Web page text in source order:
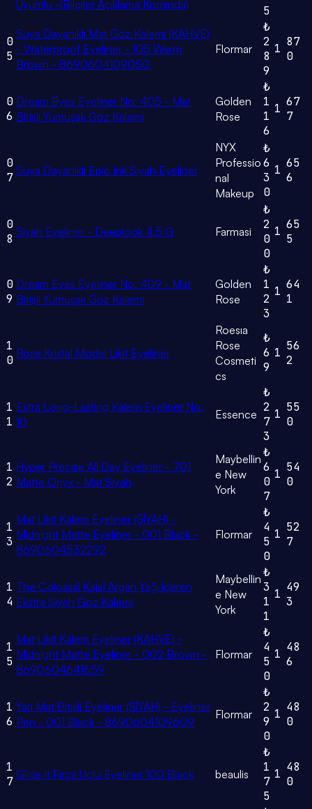
Uyumlu -(Bilgiler Açıklama Kısmında)
5
0
5
Suya Dayanıklı Mat Göz Kalemi (KAHVE)
- Waterproof Eyeliner - 105 Warm
Brown - 8690604109050
Flormar
₺
2
8
9
1 87
0
0
6
Dream Eyes Eyeliner No: 405 - Mat
Bitişli Yumuşak Göz Kalemi
Golden
Rose
₺
1
1
6
1 67
7
0
7 Suya Dayanıklı Epic Ink Siyah Eyeliner
NYX
Professio
nal
Makeup
₺
6
3
0
1 65
6
0
8 Siyah Eyeliner - Deeplook 4.5 G Farmasi
₺
2
0
0
1 65
5
0
9
Dream Eyes Eyeliner No: 409 - Mat
Bitişli Yumuşak Göz Kalemi
Golden
Rose
₺
1
2
3
1 64
1
1
0 Rose Kristal Model Likit Eyeliner
Roesıa
Rose
Cosmeti
cs
₺
6
9
1 56
2
1
1
Extra Long-Lasting Kalem Eyeliner No:
10
Essence
₺
2
7
3
1 55
0
1
2
Hyper Precise All Day Eyeliner - 701
Matte Onyx - Mat Siyah
Maybellin
e New
York
₺
6
0
7
1 54
0
1
3
Mat Likit Kalem Eyeliner (SİYAH) -
Midnight Matte Eyeliner - 001 Black -
8690604532292
Flormar
₺
4
5
0
1 52
7
1
4
The Colossal Kajal Argan Yağı İçeren
Ekstra Siyah Göz Kalemi
Maybellin
e New
York
₺
3
1
1
1 49
3
1
5
Mat Likit Kalem Eyeliner (KAHVE) -
Midnight Matte Eyeliner - 002 Brown -
8690604641659
Flormar
₺
4
5
0
1 48
6
1
6
Yarı Mat Bitişli Eyeliner (SİYAH) - Eyeliner
Pen - 001 Black - 8690604109609
Flormar
₺
2
9
0
1 48
0
1
7 Glide It Fırça Uçlu Eyeliner 100 Black beaulis
₺
1
7
5
1 48
0